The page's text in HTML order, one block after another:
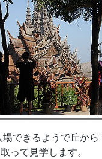
できるようで丘か
って見学します。